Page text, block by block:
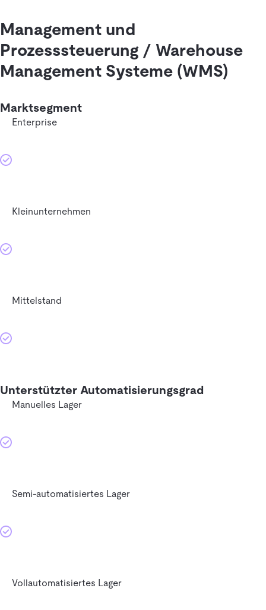
Management und
Prozesssteuerung / Warehouse
Management Systeme (WMS)
Marktsegment
Enterprise
Kleinunternehmen
Mittelstand
Unterstützter Automatisierungsgrad
Manuelles Lager
Semi-automatisiertes Lager
Vollautomatisiertes Lager